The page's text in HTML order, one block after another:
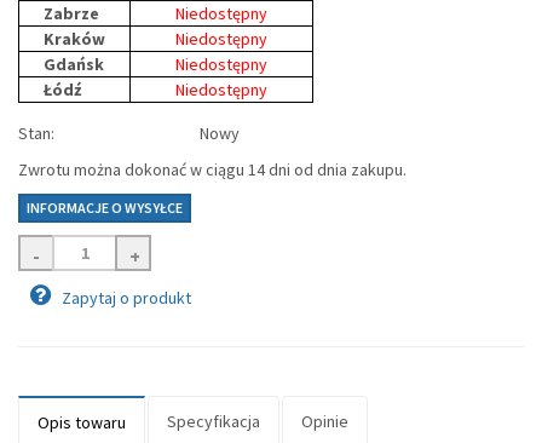
Zabrze
Niedostępny
Kraków
Niedostępny
Gdańsk
Niedostępny
Łódź
Niedostępny
Stan:
Nowy
Zwrotu można dokonać w ciągu 14 dni od dnia zakupu.
INFORMACJE O WYSYŁCE
- +
Zapytaj o produkt
Opis towaru Specyfikacja Opinie